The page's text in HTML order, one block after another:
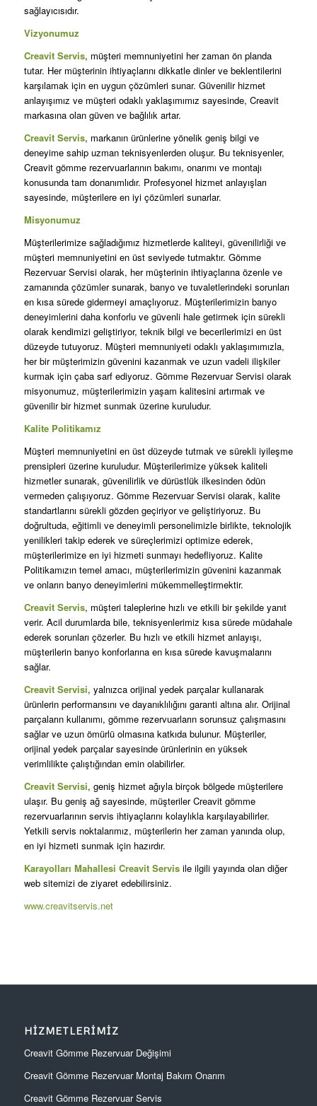
sağlayıcısıdır.
Vizyonumuz
Creavit Servis, müşteri memnuniyetini her zaman ön planda
tutar. Her müşterinin ihtiyaçlarını dikkatle dinler ve beklentilerini
karşılamak için en uygun çözümleri sunar. Güvenilir hizmet
anlayışımız ve müşteri odaklı yaklaşımımız sayesinde, Creavit
markasına olan güven ve bağlılık artar.
Creavit Servis, markanın ürünlerine yönelik geniş bilgi ve
deneyime sahip uzman teknisyenlerden oluşur. Bu teknisyenler,
Creavit gömme rezervuarlarının bakımı, onarımı ve montajı
konusunda tam donanımlıdır. Profesyonel hizmet anlayışları
sayesinde, müşterilere en iyi çözümleri sunarlar.
Misyonumuz
Müşterilerimize sağladığımız hizmetlerde kaliteyi, güvenilirliği ve
müşteri memnuniyetini en üst seviyede tutmaktır. Gömme
Rezervuar Servisi olarak, her müşterinin ihtiyaçlarına özenle ve
zamanında çözümler sunarak, banyo ve tuvaletlerindeki sorunları
en kısa sürede gidermeyi amaçlıyoruz. Müşterilerimizin banyo
deneyimlerini daha konforlu ve güvenli hale getirmek için sürekli
olarak kendimizi geliştiriyor, teknik bilgi ve becerilerimizi en üst
düzeyde tutuyoruz. Müşteri memnuniyeti odaklı yaklaşımımızla,
her bir müşterimizin güvenini kazanmak ve uzun vadeli ilişkiler
kurmak için çaba sarf ediyoruz. Gömme Rezervuar Servisi olarak
misyonumuz, müşterilerimizin yaşam kalitesini artırmak ve
güvenilir bir hizmet sunmak üzerine kuruludur.
Kalite Politikamız
Müşteri memnuniyetini en üst düzeyde tutmak ve sürekli iyileşme
prensipleri üzerine kuruludur. Müşterilerimize yüksek kaliteli
hizmetler sunarak, güvenilirlik ve dürüstlük ilkesinden ödün
vermeden çalışıyoruz. Gömme Rezervuar Servisi olarak, kalite
standartlarını sürekli gözden geçiriyor ve geliştiriyoruz. Bu
doğrultuda, eğitimli ve deneyimli personelimizle birlikte, teknolojik
yenilikleri takip ederek ve süreçlerimizi optimize ederek,
müşterilerimize en iyi hizmeti sunmayı hedefliyoruz. Kalite
Politikamızın temel amacı, müşterilerimizin güvenini kazanmak
ve onların banyo deneyimlerini mükemmelleştirmektir.
Creavit Servis, müşteri taleplerine hızlı ve etkili bir şekilde yanıt
verir. Acil durumlarda bile, teknisyenlerimiz kısa sürede müdahale
ederek sorunları çözerler. Bu hızlı ve etkili hizmet anlayışı,
müşterilerin banyo konforlarına en kısa sürede kavuşmalarını
sağlar.
Creavit Servisi, yalnızca orijinal yedek parçalar kullanarak
ürünlerin performansını ve dayanıklılığını garanti altına alır. Orijinal
parçaların kullanımı, gömme rezervuarların sorunsuz çalışmasını
sağlar ve uzun ömürlü olmasına katkıda bulunur. Müşteriler,
orijinal yedek parçalar sayesinde ürünlerinin en yüksek
verimlilikte çalıştığından emin olabilirler.
Creavit Servisi, geniş hizmet ağıyla birçok bölgede müşterilere
ulaşır. Bu geniş ağ sayesinde, müşteriler Creavit gömme
rezervuarlarının servis ihtiyaçlarını kolaylıkla karşılayabilirler.
Yetkili servis noktalarımız, müşterilerin her zaman yanında olup,
en iyi hizmeti sunmak için hazırdır.
Karayolları Mahallesi Creavit Servisile ilgili yayında olan diğer
web sitemizi de ziyaret edebilirsiniz.
www.creavitservis.net
HIZMETLERIMIZ
Creavit Gömme Rezervuar Değişimi
Creavit Gömme Rezervuar Montaj Bakım Onarım
Creavit Gömme Rezervuar Servis